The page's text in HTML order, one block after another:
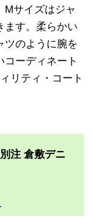
Mサイズはジャ
ます。柔らかい
ツのように腕を
コーディネート
リティ・コート
注 倉敷デニ